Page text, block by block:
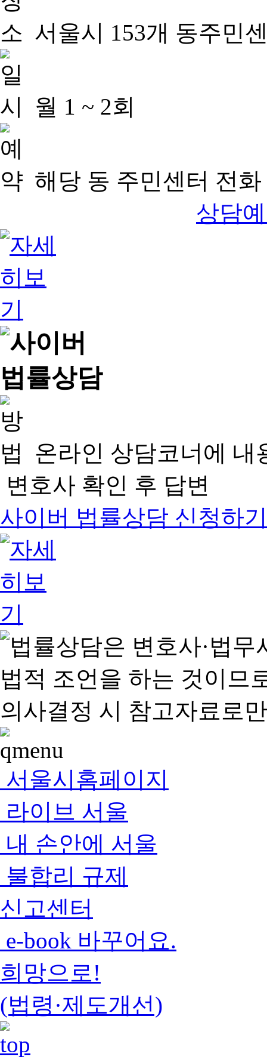
서울시 153개 동주민
월 1 ~ 2회
해당 동 주민센터 전
상담
온라인 상담코너에 내
변호사 확인 후 답변
사이버 법률상담 신청하기
서울시홈페이지
라이브 서울
내 손안에 서울
불합리 규제
신고센터
e-book 바꾸어요.
희망으로!
(법령·제도개선)